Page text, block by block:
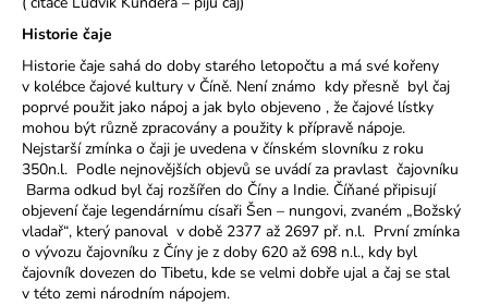
Historie čaje
Historie čaje sahá do doby starého letopočtu a má své kořeny
v kolébce čajové kultury v Číně. Není známo kdy přesně byl čaj
poprvé použit jako nápoj a jak bylo objeveno , že čajové lístky
mohou být různě zpracovány a použity k přípravě nápoje.
Nejstarší zmínka o čaji je uvedena v čínském slovníku z roku
350n.l. Podle nejnovějších objevů se uvádí za pravlast čajovníku
Barma odkud byl čaj rozšířen do Číny a Indie. Číňané připisují
objevení čaje legendárnímu císaři Šen – nungovi, zvaném „Božský
vladař“, který panoval v době 2377 až 2697 př. n.l. První zmínka
o vývozu čajovníku z Číny je z doby 620 až 698 n.l., kdy byl
čajovník dovezen do Tibetu, kde se velmi dobře ujal a čaj se stal
v této zemi národním nápojem.
e
n
a
j
í
t
?
HLEDAT